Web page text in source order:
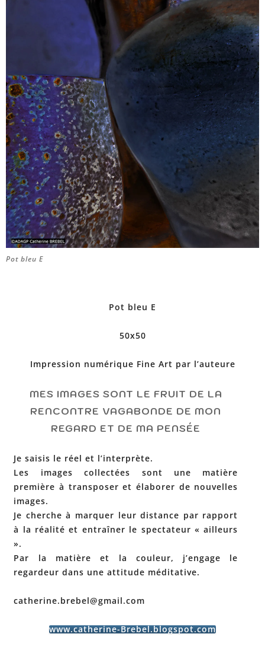
Pot bleu E
Pot bleu E
50x50
Impression numérique Fine Art par l’auteure
MES IMAGES SONT LE FRUIT DE LA
RENCONTRE VAGABONDE DE MON
REGARD ET DE MA PENSÉE
Je saisis le réel et l’interprète.
Les images collectées sont une matière
première à transposer et élaborer de nouvelles
images.
Je cherche à marquer leur distance par rapport
à la réalité et entraîner le spectateur « ailleurs
».
Par la matière et la couleur, j’engage le
regardeur dans une attitude méditative.
catherine.brebel@gmail.com
www.catherine-Brebel.blogspot.com